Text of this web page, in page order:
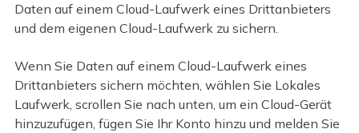
Daten auf einem Cloud-Laufwerk eines Drittanbieters
und dem eigenen Cloud-Laufwerk zu sichern.
Wenn Sie Daten auf einem Cloud-Laufwerk eines
Drittanbieters sichern möchten, wählen Sie Lokales
Laufwerk, scrollen Sie nach unten, um ein Cloud-Gerät
hinzuzufügen, fügen Sie Ihr Konto hinzu und melden Sie